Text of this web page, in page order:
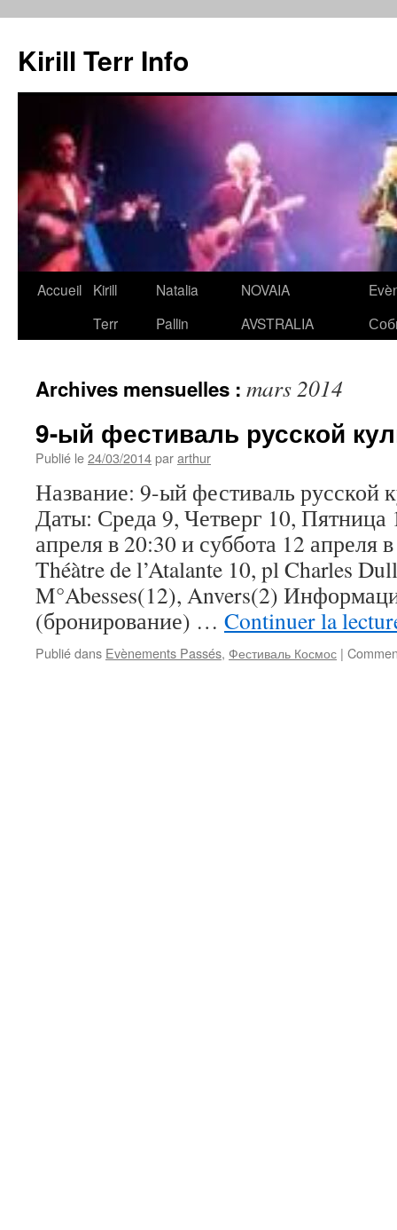
Kirill Terr Info
Aller
Accueil
Kirill
Terr
Natalia
Pallin
NOVAIA
AVSTRALIA
Archives mensuelles : mars 2014
9-ый фестиваль русской
Publié le24/03/2014pararthur
Название: 9-ый фестиваль русской
Даты: Среда 9, Четверг 10, Пятница
апреля в 20:30 и суббота 12 апреля
Théàtre de l’Atalante 10, pl Charles
M°Abesses(12), Anvers(2)
(бронирование) … Continuer la
Publié dans Evènements Passés, Фестиваль Космос |